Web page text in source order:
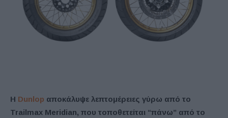
H Dunlop αποκάλυψε λεπτομέρειες γύρω από το
Trailmax Meridian, που τοποθετείται “πάνω” από το